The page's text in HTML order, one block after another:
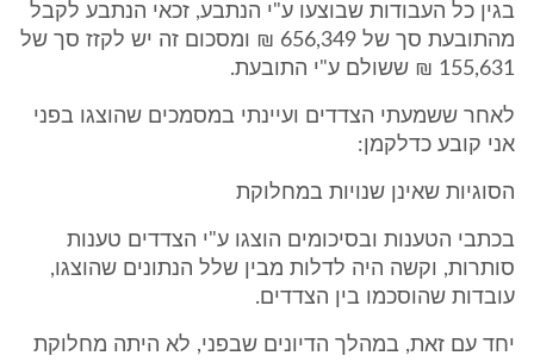
בגין כל העבודות שבוצעו ע"י הנתבע, זכאי הנתבע לקבל
מהתובעת סך של 656,349 ₪ ומסכום זה יש לקזז סך של
155,631 ₪ ששולם ע"י התובעת.
לאחר ששמעתי הצדדים ועיינתי במסמכים שהוצגו בפני
אני קובע כדלקמן:
הסוגיות שאינן שנויות במחלוקת
בכתבי הטענות ובסיכומים הוצגו ע"י הצדדים טענות
סותרות, וקשה היה לדלות מבין שלל הנתונים שהוצגו,
עובדות שהוסכמו בין הצדדים.
יחד עם זאת, במהלך הדיונים שבפני, לא היתה מחלוקת